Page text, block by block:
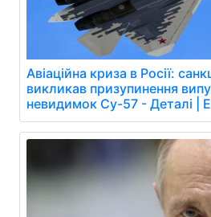
Авіаційна криза в Росії:
викликав призупинення
невидимок Су-57 - Деталі |